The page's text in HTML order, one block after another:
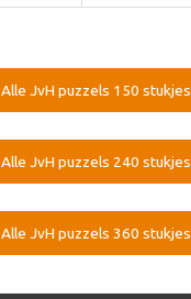
Alle JvH puzzels 150 stukjes
Alle JvH puzzels 240 stukjes
Alle JvH puzzels 360 stukjes